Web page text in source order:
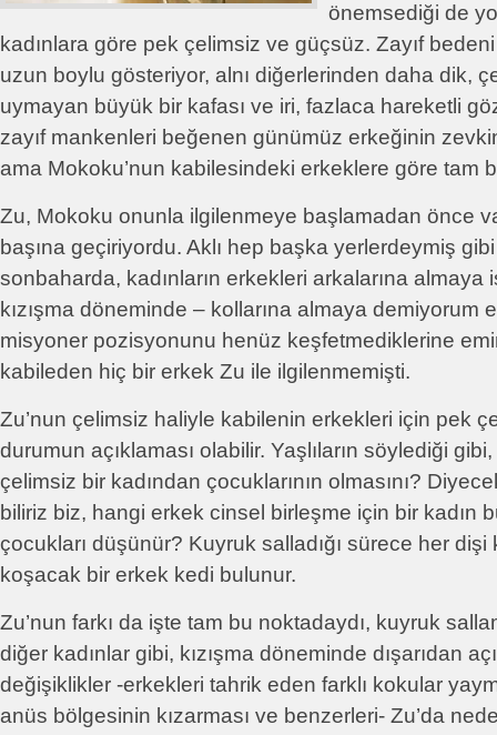
önemsediği de
kadınlara göre pek çelimsiz ve güçsüz. Zayıf
uzun boylu gösteriyor, alnı diğerlerinden daha dik,
uymayan büyük bir kafası ve iri, fazlaca hareketli
zayıf mankenleri beğenen günümüz erkeğinin
ama Mokoku’nun kabilesindeki erkeklere göre tam
Zu, Mokoku onunla ilgilenmeye başlamadan önce
başına geçiriyordu. Aklı hep başka yerlerdeymiş
sonbaharda, kadınların erkekleri arkalarına almaya
kızışma döneminde – kollarına almaya demiyorum
misyoner pozisyonunu henüz keşfetmediklerine
kabileden hiç bir erkek Zu ile ilgilenmemişti.
Zu’nun çelimsiz haliyle kabilenin erkekleri için pek
durumun açıklaması olabilir. Yaşlıların söylediği
çelimsiz bir kadından çocuklarının olmasını?
biliriz biz, hangi erkek cinsel birleşme için bir kadın
çocukları düşünür? Kuyruk salladığı sürece her
koşacak bir erkek kedi bulunur.
Zu’nun farkı da işte tam bu noktadaydı, kuyruk
diğer kadınlar gibi, kızışma döneminde dışarıdan
değişiklikler -erkekleri tahrik eden farklı kokular
anüs bölgesinin kızarması ve benzerleri- Zu’da